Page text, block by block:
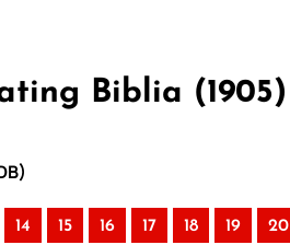
Biblia (1905)
14 15 16 17 18 19 20